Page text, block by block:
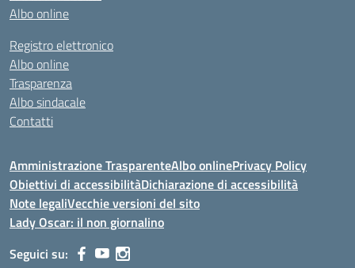
Albo online
Registro elettronico
Albo online
Trasparenza
Albo sindacale
Contatti
Amministrazione TrasparenteAlbo onlinePrivacy Policy
Obiettivi di accessibilitàDichiarazione di accessibilità
Note legaliVecchie versioni del sito
Lady Oscar: il non giornalino
Seguici su: